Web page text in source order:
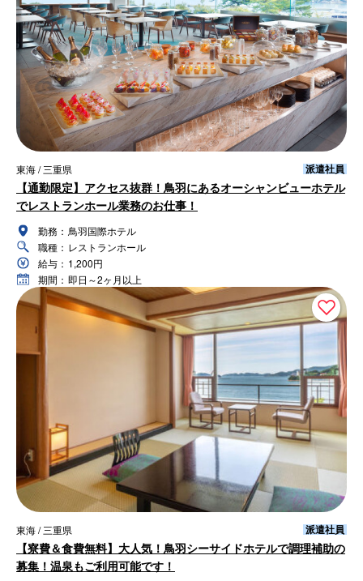
東海 / 三重県 派遣社員
【通勤限定】アクセス抜群！鳥羽にあるオーシャンビューホテル
でレストランホール業務のお仕事！
勤務： 鳥羽国際ホテル
職種： レストランホール
給与： 1,200円
期間： 即日～2ヶ月以上
東海 / 三重県 派遣社員
【寮費＆食費無料】大人気！鳥羽シーサイドホテルで調理補助の
募集！温泉もご利用可能です！